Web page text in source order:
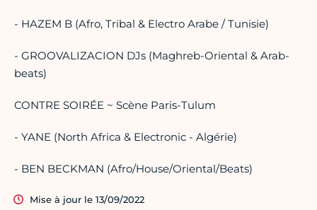
- HAZEM B (Afro, Tribal & Electro Arabe / Tunisie)
- GROOVALIZACION DJs (Maghreb-Oriental & Arab-
beats)
CONTRE SOIRÉE ~ Scène Paris-Tulum
- YANE (North Africa & Electronic - Algérie)
- BEN BECKMAN (Afro/House/Oriental/Beats)
Mise à jour le 13/09/2022